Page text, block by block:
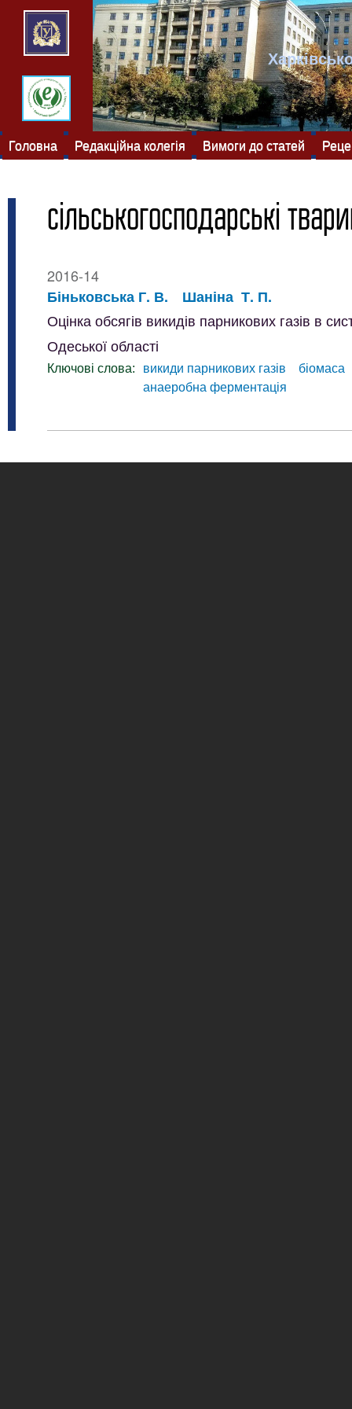
Головна Редакційна колегія Вимоги до статей
сільськогосподарські
2016-14
Біньковська Г. В.
Шаніна Т. П.
Оцінка обсягів викидів парникових газів в
Одеської області
Ключові слова: викиди парникових газів
біомаса
анаеробна ферментація